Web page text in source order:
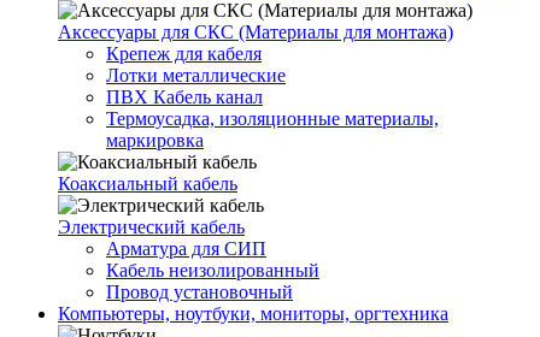
Аксессуары для СКС (Материалы для монтажа)
Крепеж для кабеля
Лотки металлические
ПВХ Кабель канал
Термоусадка, изоляционные материалы,
маркировка
Коаксиальный кабель
Электрический кабель
Арматура для СИП
Кабель неизолированный
Провод установочный
Компьютеры, ноутбуки, мониторы, оргтехника